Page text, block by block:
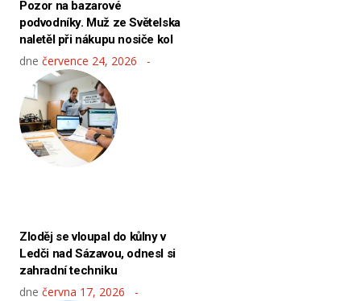
Pozor na bazarové
podvodníky. Muž ze Světelska
naletěl při nákupu nosiče kol
dne července 24, 2026
Zloděj se vloupal do kůlny v
Ledči nad Sázavou, odnesl si
zahradní techniku
dne června 17, 2026